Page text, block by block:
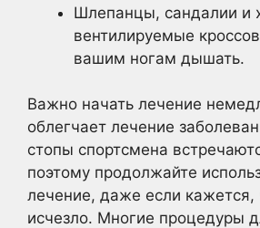
Шлепанцы, сандалии и
вентилируемые
вашим ногам дышать.
Важно начать лечение
облегчает лечение
стопы спортсмена
поэтому продолжайте
лечение, даже если кажется,
исчезло. Многие процедуры